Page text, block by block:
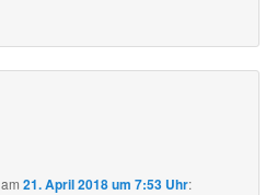
am21. April 2018 um 7:53 Uhr: